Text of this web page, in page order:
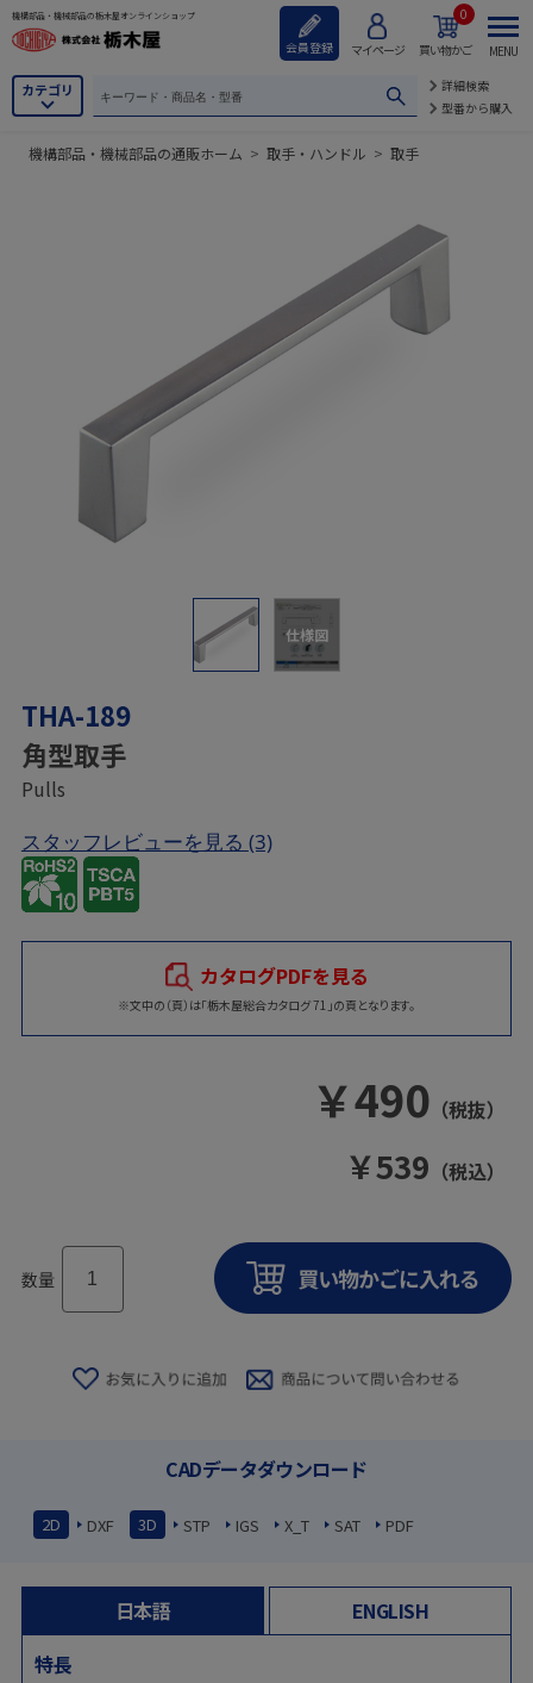
機構部品・機械部品の栃木屋オンラインショップ
会員登録 マイページ 買い物かご
0
カテゴリ
詳細検索
型番から購入
MENU
機構部品・機械部品の通販ホーム > 取手・ハンドル > 取手
仕様図
THA-189
角型取手
Pulls
スタッフレビューを見る (3)
カタログPDFを見る
※文中の（頁）は「栃木屋総合カタログ 71」の頁となります。
￥490 （税抜）
￥539 （税込）
数量
CADデータダウンロード
2D DXF 3D STP IGS X_T SAT PDF
日本語
ENGLISH
特長